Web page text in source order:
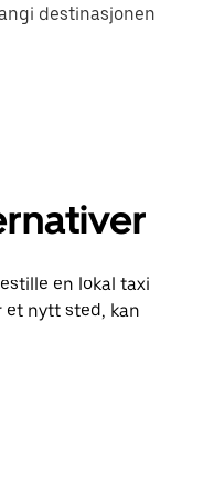
destinasjonen
en lokal taxi
et nytt sted, kan